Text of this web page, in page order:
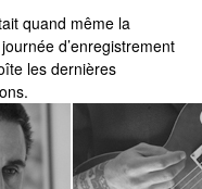
quand même la
d’enregistrement
les dernières